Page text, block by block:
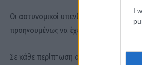
I
Οι αστυνομικοί υπενθυμίζουν ότι
προηγουμένως να έχει επιβεβαιώσει
Σε κάθε περίπτωση αμφιβολίας, οι